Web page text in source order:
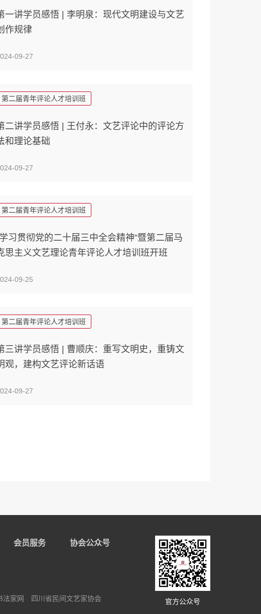
一讲学员感悟 | 李明泉：现代文明建设与文艺
作规律
09-27
第二届青年评论人才培训班
二讲学员感悟 | 王付永：文艺评论中的评论方
和理论基础
09-27
第二届青年评论人才培训班
习贯彻党的二十届三中全会精神”暨第二届马
思主义文艺理论青年评论人才培训班开班
09-25
第二届青年评论人才培训班
三讲学员感悟 | 曹顺庆：重写文明史，重铸文
观，建构文艺评论新话语
09-27
会员服务 协会公众号
法家网
四川省民间文艺家协会
官方公众号